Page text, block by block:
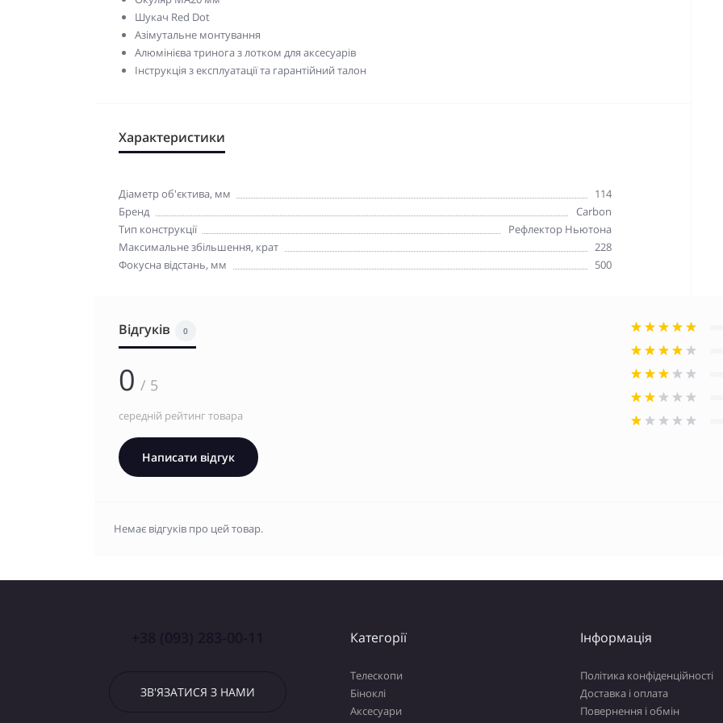
Шукач Red Dot
Азімутальне монтування
Алюмінієва тринога з лотком для аксесуарів
Інструкція з експлуатації та гарантійний талон
Характеристики
Діаметр об'єктива, мм
114
Бренд
Carbon
Тип конструкції
Рефлектор Ньютона
Максимальне збільшення, крат
228
Фокусна відстань, мм
500
Відгуків 0
0 / 5
середній рейтинг товара
Написати відгук
Немає відгуків про цей товар.
ЗВ'ЯЗАТИСЯ З НАМИ
Категорії
Телескопи
Біноклі
Аксесуари
Інформація
Політика конфіденційності
Доставка і оплата
Повернення і обмін